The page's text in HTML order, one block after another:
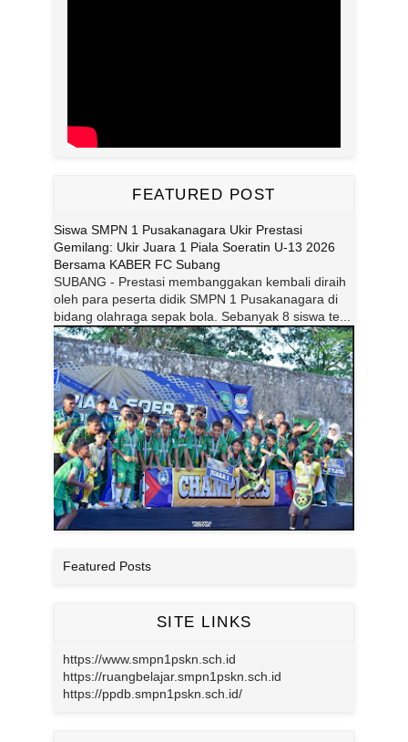
FEATURED POST
Siswa SMPN 1 Pusakanagara Ukir Prestasi
Gemilang: Ukir Juara 1 Piala Soeratin U-13 2026
Bersama KABER FC Subang
SUBANG - Prestasi membanggakan kembali diraih
oleh para peserta didik SMPN 1 Pusakanagara di
bidang olahraga sepak bola. Sebanyak 8 siswa te...
Featured Posts
SITE LINKS
https://www.smpn1pskn.sch.id
https://ruangbelajar.smpn1pskn.sch.id
https://ppdb.smpn1pskn.sch.id/